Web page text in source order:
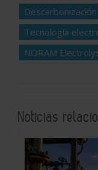
Descarbonización
Tecnología
NORAM
Noticias